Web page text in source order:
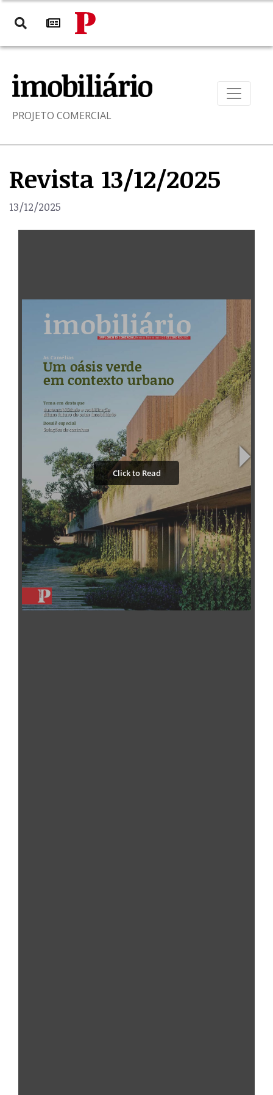
PROJETO COMERCIAL
Revista 13/12/2025
13/12/2025